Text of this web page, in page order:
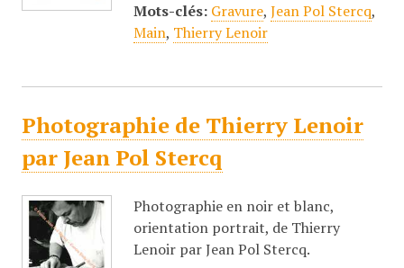
Mots-clés: Gravure, Jean Pol Stercq,
Main, Thierry Lenoir
Photographie de Thierry Lenoir
par Jean Pol Stercq
Photographie en noir et blanc,
orientation portrait, de Thierry
Lenoir par Jean Pol Stercq.